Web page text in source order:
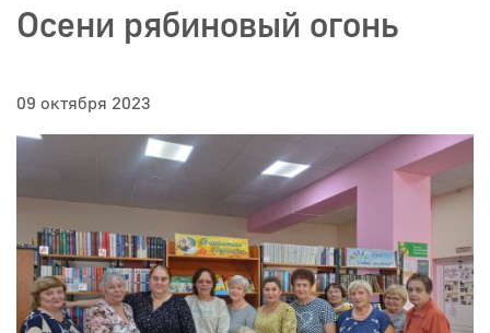
Осени рябиновый огонь
09 октября 2023